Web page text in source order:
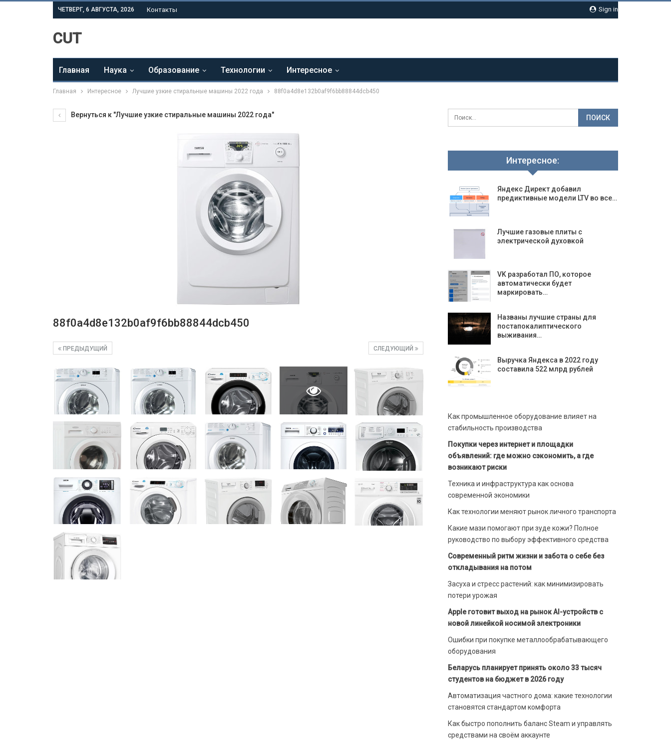
Sign in
ЧЕТВЕРГ, 6 АВГУСТА, 2026 Контакты
CUT
Главная Наука Образование Технологии Интересное
Главная Интересное Лучшие узкие стиральные машины 2022 года 88f0a4d8e132b0af9f6bb88844dcb450
Вернуться к "Лучшие узкие стиральные машины 2022 года"
88f0a4d8e132b0af9f6bb88844dcb450
СЛЕДУЮЩИЙ
ПРЕДЫДУЩИЙ
Интересное:
Яндекс Директ добавил
предиктивные модели LTV во все…
Лучшие газовые плиты с
электрической духовкой
VK разработал ПО, которое
автоматически будет
маркировать…
Названы лучшие страны для
постапокалиптического
выживания…
Выручка Яндекса в 2022 году
составила 522 млрд рублей
Как промышленное оборудование влияет на
стабильность производства
Покупки через интернет и площадки
объявлений: где можно сэкономить, а где
возникают риски
Техника и инфраструктура как основа
современной экономики
Как технологии меняют рынок личного транспорта
Какие мази помогают при зуде кожи? Полное
руководство по выбору эффективного средства
Современный ритм жизни и забота о себе без
откладывания на потом
Засуха и стресс растений: как минимизировать
потери урожая
Apple готовит выход на рынок AI-устройств с
новой линейкой носимой электроники
Ошибки при покупке металлообрабатывающего
оборудования
Беларусь планирует принять около 33 тысяч
студентов на бюджет в 2026 году
Автоматизация частного дома: какие технологии
становятся стандартом комфорта
Как быстро пополнить баланс Steam и управлять
средствами на своём аккаунте